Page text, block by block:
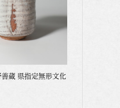
蔵 県指定無形文化